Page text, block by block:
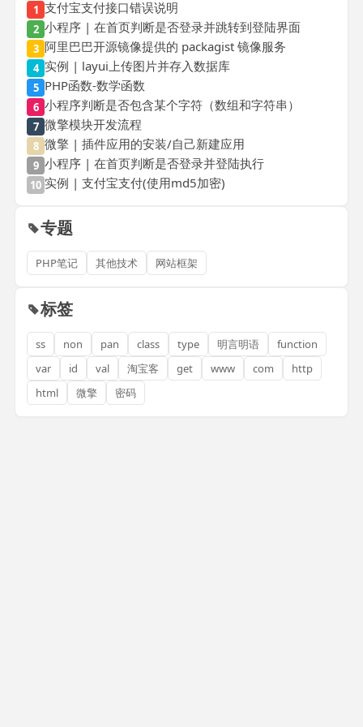
1 支付宝支付接口错误说明
2 小程序 | 在首页判断是否登录并跳转到登陆界面
3 阿里巴巴开源镜像提供的 packagist 镜像服务
4 实例 | layui上传图片并存入数据库
5 PHP函数-数学函数
6 小程序判断是否包含某个字符（数组和字符串）
7 微擎模块开发流程
8 微擎 | 插件应用的安装/自己新建应用
9 小程序 | 在首页判断是否登录并登陆执行
10 实例 | 支付宝支付(使用md5加密)
专题
PHP笔记 其他技术 网站框架
标签
ss non pan class type 明言明语
function
var
id val 淘宝客 get www com
http
html
微擎 密码